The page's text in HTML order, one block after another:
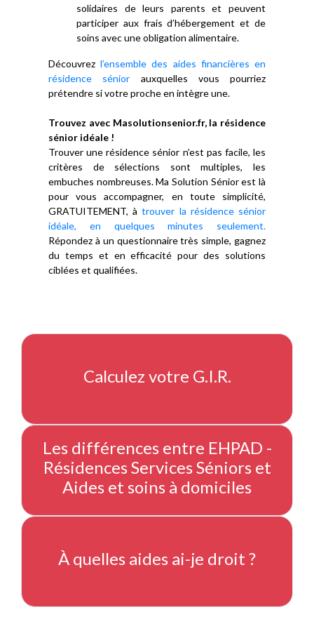
solidaires de leurs parents et peuvent
participer aux frais d’hébergement et de
soins avec une obligation alimentaire.
Découvrezl’ensemble des aides financières en
résidence sénior auxquelles vous pourriez
prétendre si votre proche en intègre une.
Trouvez avec Masolutionsenior.fr, la résidence
sénior idéale !
Trouver une résidence sénior n’est pas facile, les
critères de sélections sont multiples, les
embuches nombreuses. Ma Solution Sénior est là
pour vous accompagner, en toute simplicité,
GRATUITEMENT, àtrouver la résidence sénior
idéale, en quelques minutes seulement.
Répondez à un questionnaire très simple, gagnez
du temps et en efficacité pour des solutions
ciblées et qualifiées.
Calculez votre G.I.R.
Les différences entre EHPAD -
Résidences Services Séniors et
Aides et soins à domiciles
À quelles aides ai-je droit ?